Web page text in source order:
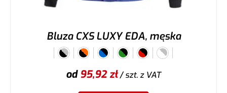
Bluza CXS LUXY EDA, męska
od95,92zł/ szt.z VAT